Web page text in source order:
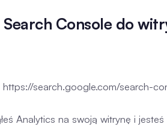
Console do
https://search.google.com/search-
Analytics na swoją witrynę i